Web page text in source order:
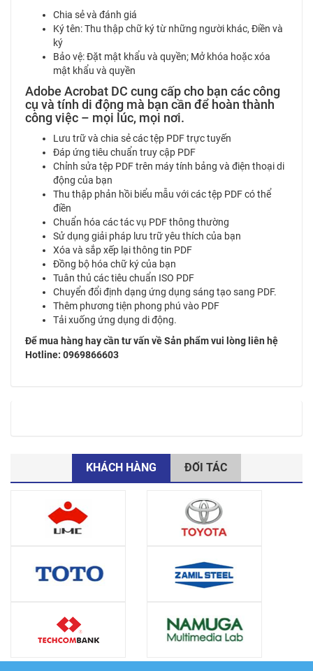
Chia sẻ và đánh giá
Ký tên: Thu thập chữ ký từ những người khác, Điền và
ký
Bảo vệ: Đặt mật khẩu và quyền; Mở khóa hoặc xóa
mật khẩu và quyền
Adobe Acrobat DC cung cấp cho bạn các công
cụ và tính di động mà bạn cần để hoàn thành
công việc – mọi lúc, mọi nơi.
Lưu trữ và chia sẻ các tệp PDF trực tuyến
Đáp ứng tiêu chuẩn truy cập PDF
Chỉnh sửa tệp PDF trên máy tính bảng và điện thoại di
động của bạn
Thu thập phản hồi biểu mẫu với các tệp PDF có thể
điền
Chuẩn hóa các tác vụ PDF thông thường
Sử dụng giải pháp lưu trữ yêu thích của bạn
Xóa và sắp xếp lại thông tin PDF
Đồng bộ hóa chữ ký của bạn
Tuân thủ các tiêu chuẩn ISO PDF
Chuyển đổi định dạng ứng dụng sáng tạo sang PDF.
Thêm phương tiện phong phú vào PDF
Tải xuống ứng dụng di động.
Để mua hàng hay cần tư vấn về Sản phẩm vui lòng liên hệ
Hotline: 0969866603
KHÁCH HÀNG ĐỐI TÁC